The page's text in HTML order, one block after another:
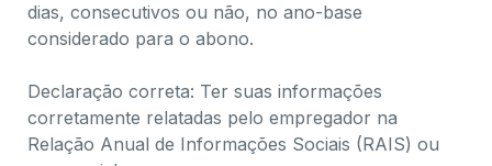
dias, consecutivos ou não, no ano-base
considerado para o abono.
Declaração correta: Ter suas informações
corretamente relatadas pelo empregador na
Relação Anual de Informações Sociais (RAIS) ou